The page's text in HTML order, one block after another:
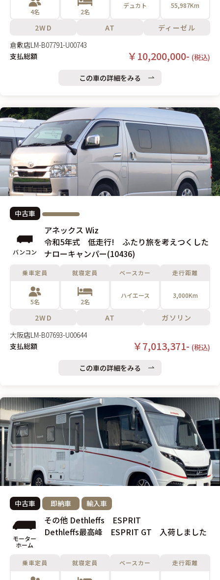
4名 2名
デュカト 55,987Km
2WD AT
ディーゼル
倉敷店LM-B07791-U00743
支払総額
￥10,200,000- (税込)
この車の詳細をみる
中古車
バンコン
アネックス Wiz
令和5年式 低走行! ふたり旅を考えつくした
ナローキャンパー(10436)
乗車定員
5名
就寝定員
2名
ベースカー
ハイエース
走行距離
3,000Km
2WD AT
ガソリン
大阪店LM-B07693-U00644
支払総額
￥7,013,371- (税込)
この車の詳細をみる
中古車 即納車 輸入車
モーター
ホーム
その他 Dethleffs ESPRIT
Dethleffs最高峰 ESPRIT GT 入荷しました
乗車定員 就寝定員 ベースカー 走行距離